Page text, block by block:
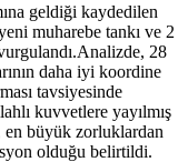
geldiği kaydedilen
muharebe tankı ve 2
28
daha iyi koordine
tavsiyesinde
kuvvetlere yayılmış
en büyük zorluklardan
olduğu belirtildi.